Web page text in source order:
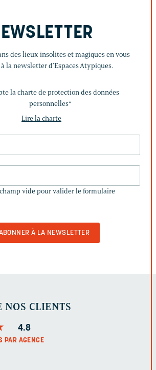
des lieux insolites et magiques en vous
la newsletter d’Espaces Atypiques.
la charte de protection des données
personnelles*
Lire la charte
CHAMP
champ vide pour valider le formulaire
NOS CLIENTS
4.8
PAR AGENCE